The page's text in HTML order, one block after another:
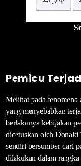
Pemicu
Melihat pada fenomena
yang menyebabkan
berlakunya kebijakan
dicetuskan oleh Donald
sendiri bersumber dari
dilakukan dalam